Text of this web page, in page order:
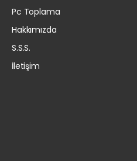
Pc Toplama
Hakkımızda
S.S.S.
İletişim